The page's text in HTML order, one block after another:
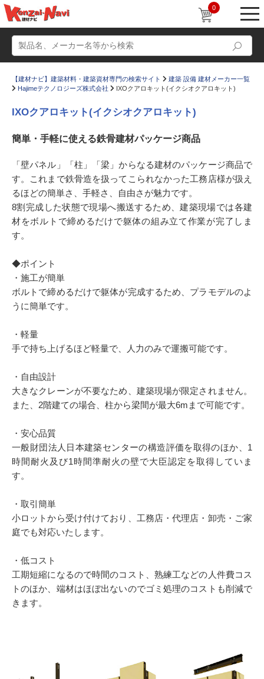
0
かたなび コラム
すまいリング 設計士インタビュー
Q＆A 販売・施工代理店募集
お気に入り
【建材ナビ】建築材料・建築資材専門の検索サイト
建築 設備 建材メーカー一覧
Hajimeテクノロジーズ株式会社
IXOクアロキット(イクシオクアロキット)
IXOクアロキット(イクシオクアロキット)
簡単・手軽に使える鉄骨建材パッケージ商品
「壁パネル」「柱」「梁」からなる建材のパッケージ商品で
す。これまで鉄骨造を扱ってこられなかった工務店様が扱え
るほどの簡単さ、手軽さ、自由さが魅力です。
8割完成した状態で現場へ搬送するため、建築現場では各建
材をボルトで締めるだけで躯体の組み立て作業が完了しま
す。
◆ポイント
・施工が簡単
ボルトで締めるだけで躯体が完成するため、プラモデルのよ
うに簡単です。
・軽量
手で持ち上げるほど軽量で、人力のみで運搬可能です。
・自由設計
大きなクレーンが不要なため、建築現場が限定されません。
また、2階建ての場合、柱から梁間が最大6mまで可能です。
・安心品質
一般財団法人日本建築センターの構造評価を取得のほか、1
時間耐火及び1時間準耐火の壁で大臣認定を取得していま
す。
・取引簡単
小ロットから受け付けており、工務店・代理店・卸売・ご家
庭でも対応いたします。
・低コスト
工期短縮になるので時間のコスト、熟練工などの人件費コス
トのほか、端材はほぼ出ないのでゴミ処理のコストも削減で
きます。